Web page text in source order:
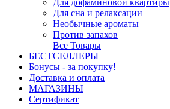
Для дофаминовой квартиры
Для сна и релаксации
Необычные ароматы
Против запахов
Все Товары
БЕСТСЕЛЛЕРЫ
Бонусы - за покупку!
Доставка и оплата
МАГАЗИНЫ
Cертификат